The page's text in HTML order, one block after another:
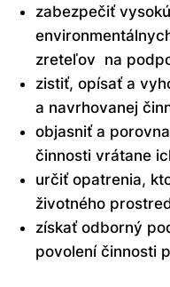
zabezpečiť
zreteľov na
zistiť, opísať a
a navrhovanej
objasniť a
činnosti vrátane
určiť opatrenia,
životného
získať odborný
povolení činnosti